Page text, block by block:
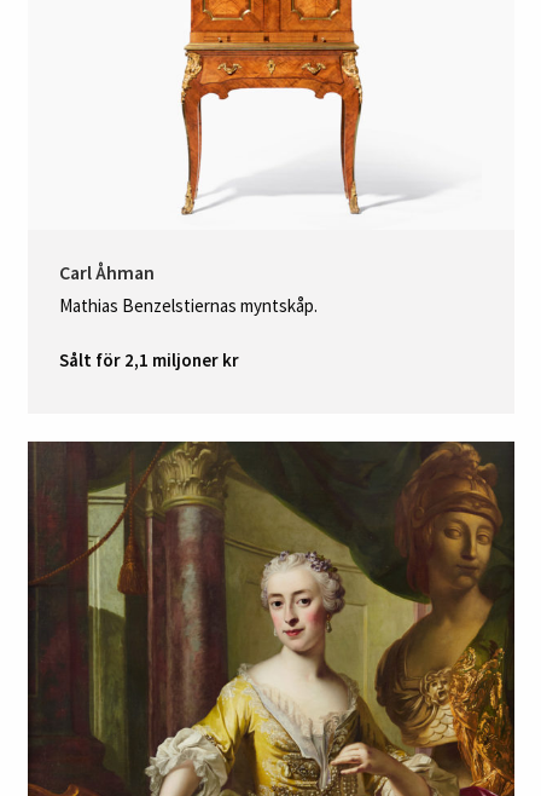
Carl Åhman
Mathias Benzelstiernas myntskåp.
Sålt för 2,1 miljoner kr